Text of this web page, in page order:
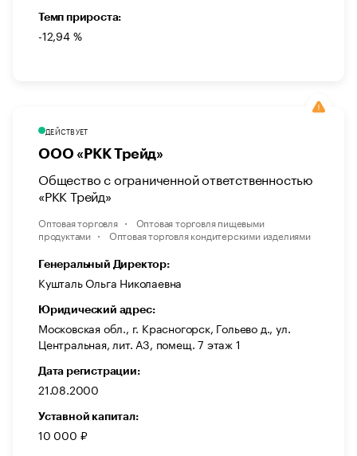
Темп прироста:
-12,94 %
ДЕЙСТВУЕТ
ООО «РКК Трейд»
Общество с ограниченной ответственностью
«РКК Трейд»
Оптовая торговля
Оптовая торговля пищевыми
продуктами
Оптовая торговля кондитерскими изделиями
Генеральный Директор:
Кушталь Ольга Николаевна
Юридический адрес:
Московская обл., г. Красногорск, Гольево д., ул.
Центральная, лит. А3, помещ. 7 этаж 1
Дата регистрации:
21.08.2000
Уставной капитал:
10 000 ₽